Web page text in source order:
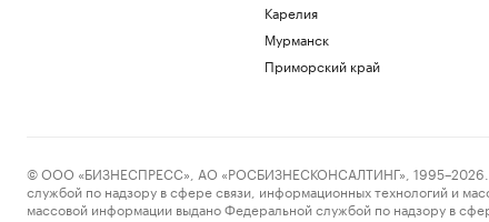
Карелия
Мурманск
Приморский край
© ООО «БИЗНЕСПРЕСС», АО «РОСБИЗНЕСКОНСАЛТИНГ», 1995–2026.
службой по надзору в сфере связи, информационных технологий и
массовой информации выдано Федеральной службой по надзору в